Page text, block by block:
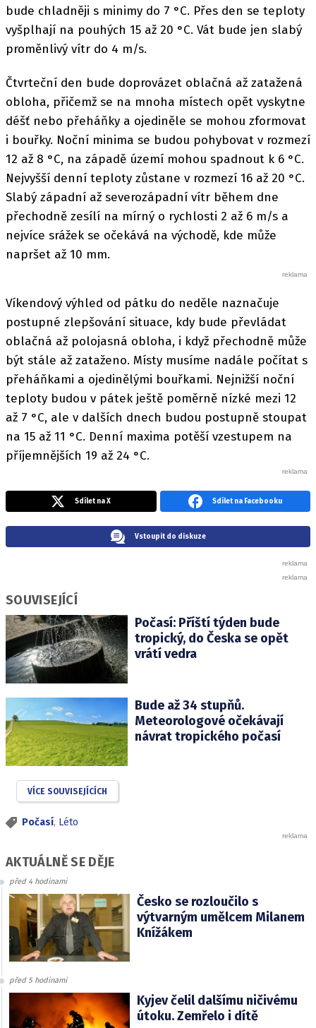
bude chladněji s minimy do 7 °C. Přes den se teploty
vyšplhají na pouhých 15 až 20 °C. Vát bude jen slabý
proměnlivý vítr do 4 m/s.
Čtvrteční den bude doprovázet oblačná až zatažená
obloha, přičemž se na mnoha místech opět vyskytne
déšť nebo přeháňky a ojediněle se mohou zformovat
i bouřky. Noční minima se budou pohybovat v rozmezí
12 až 8 °C, na západě území mohou spadnout k 6 °C.
Nejvyšší denní teploty zůstane v rozmezí 16 až 20 °C.
Slabý západní až severozápadní vítr během dne
přechodně zesílí na mírný o rychlosti 2 až 6 m/s a
nejvíce srážek se očekává na východě, kde může
napršet až 10 mm.
Víkendový výhled od pátku do neděle naznačuje
postupné zlepšování situace, kdy bude převládat
oblačná až polojasná obloha, i když přechodně může
být stále až zataženo. Místy musíme nadále počítat s
přeháňkami a ojedinělými bouřkami. Nejnižší noční
teploty budou v pátek ještě poměrně nízké mezi 12
až 7 °C, ale v dalších dnech budou postupně stoupat
na 15 až 11 °C. Denní maxima potěší vzestupem na
příjemnějších 19 až 24 °C.
Sdílet na X Sdílet na Facebooku
Vstoupit do diskuze
SOUVISEJÍCÍ
Počasí: Příští týden bude
tropický, do Česka se opět
vrátí vedra
Bude až 34 stupňů.
Meteorologové očekávají
návrat tropického počasí
VÍCE SOUVISEJÍCÍCH
Počasí, Léto
AKTUÁLNĚ SE DĚJE
před 4 hodinami
Česko se rozloučilo s
výtvarným umělcem Milanem
Knížákem
před 5 hodinami
Kyjev čelil dalšímu ničivému
útoku. Zemřelo i dítě